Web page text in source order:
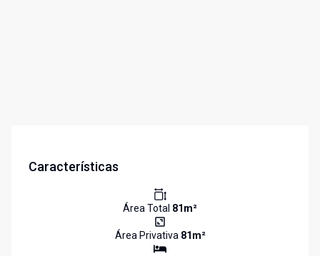
Características
Área Total 81m²
Área Privativa 81m²